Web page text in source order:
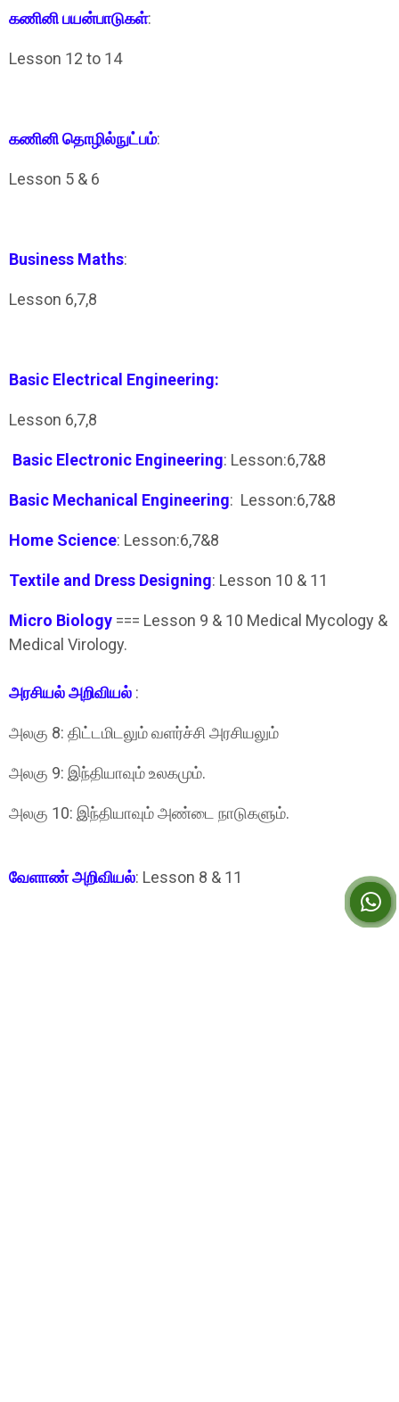
கணினி பயன்பாடுகள்:
Lesson 12 to 14
கணினி தொழில்நுட்பம்:
Lesson 5 & 6
Business Maths:
Lesson 6,7,8
Basic Electrical Engineering:
Lesson 6,7,8
Basic Electronic Engineering: Lesson:6,7&8
Basic Mechanical Engineering: Lesson:6,7&8
Home Science: Lesson:6,7&8
Textile and Dress Designing: Lesson 10 & 11
Micro Biology === Lesson 9 & 10 Medical Mycology &
Medical Virology.
அரசியல்‌ அறிவியல்‌ :
அலகு 8: திட்டமிடலும்‌ வளர்ச்சி அரசியலும்‌
அலகு 9: இந்தியாவும்‌ உலகமும்‌.
அலகு 10: இந்தியாவும்‌ அண்டை நாடுகளும்‌.
வேளாண் அறிவியல்: Lesson 8 & 11